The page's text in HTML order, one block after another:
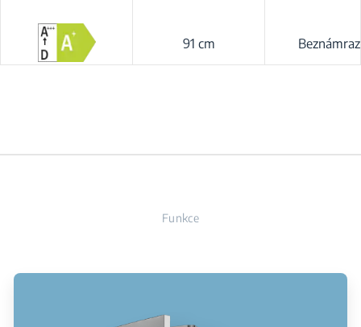
91 cm
Funkce